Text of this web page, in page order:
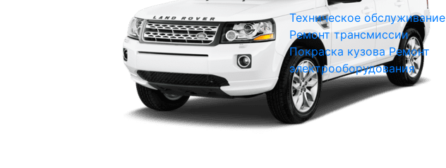
Техническое обслуживание
Ремонт трансмиссии
Покраска кузова Ремонт
электрооборудования